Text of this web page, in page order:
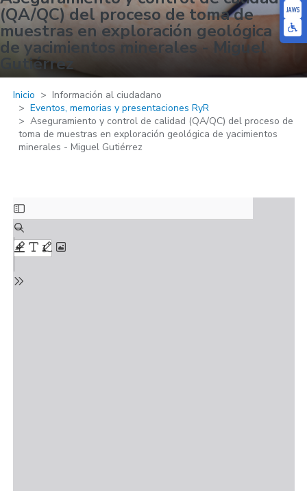
(QA/QC) del proceso de toma de
muestras en exploración geológica
de yacimientos minerales - Miguel
Gutiérrez
Inicio
Información al ciudadano
Eventos, memorias y presentaciones RyR
Aseguramiento y control de calidad (QA/QC) del proceso de
toma de muestras en exploración geológica de yacimientos
minerales - Miguel Gutiérrez